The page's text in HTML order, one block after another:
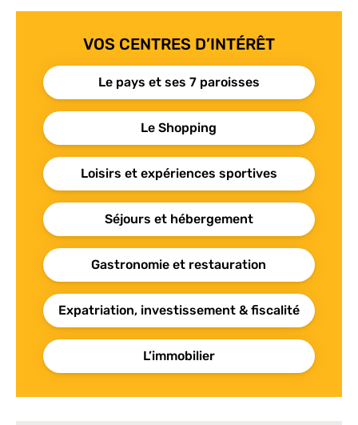
VOS CENTRES D’INTÉRÊT
Le pays et ses 7 paroisses
Le Shopping
Loisirs et expériences sportives
Séjours et hébergement
Gastronomie et restauration
Expatriation, investissement & fiscalité
L’immobilier